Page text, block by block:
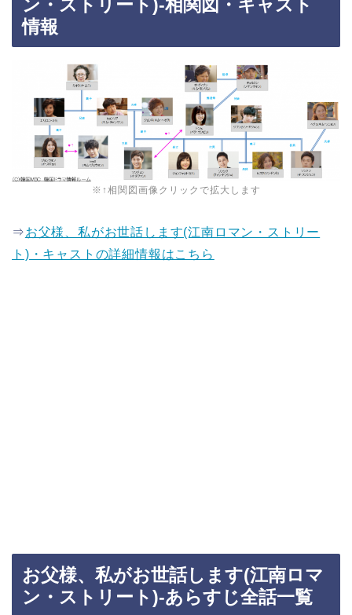
ン・ストリート)-相関図・キャスト
情報
※↑相関図画像クリックで拡大します
⇒お父様、私がお世話します(江南ロマン・ストリー
ト)・キャストの詳細情報はこちら
お父様、私がお世話します(江南ロマ
ン・ストリート)-あらすじ全話一覧